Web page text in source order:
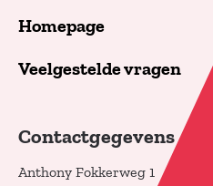
Homepage
Veelgestelde vragen
Contactgegevens
Anthony Fokkerweg 1